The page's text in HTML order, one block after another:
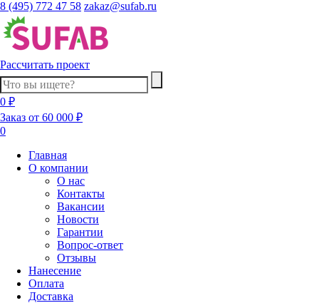
8 (495) 772 47 58 zakaz@sufab.ru
Рассчитать проект
0 ₽
Заказ от 60 000 ₽
0
Главная
О компании
О нас
Контакты
Вакансии
Новости
Гарантии
Вопрос-ответ
Отзывы
Нанесение
Оплата
Доставка